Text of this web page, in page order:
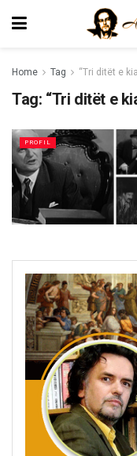
Home Tag “Tri ditët e
Tag: “Tri ditët e
PROFIL